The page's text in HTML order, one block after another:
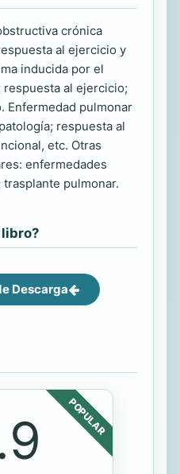
crónica
al ejercicio y
inducida por el
al ejercicio;
Enfermedad pulmonar
respuesta al
etc. Otras
enfermedades
pulmonar.
Descarga
POPULAR